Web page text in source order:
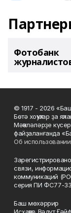
Фотобанк
© 1917 - 2026
Бөтә хоҡуҡтар ҙа
Мәҡәләләрҙе
файҙаланғанда
Об
связи,
коммуникаций
серия ПИ ФС77-
Баш мөхәррир